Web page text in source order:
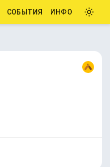
СОБЫТИЯ ИНФО